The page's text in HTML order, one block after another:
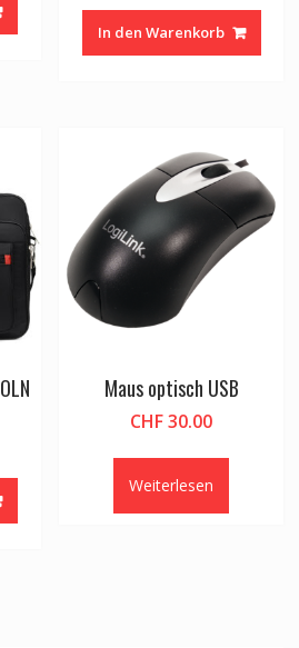
In den Warenkorb
Maus optisch USB
CHF30.00
Weiterlesen